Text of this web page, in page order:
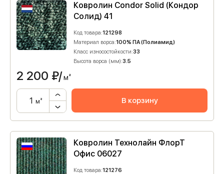
Ковролин Condor Solid (Кондор
Солид) 41
Код товара:121298
Материал ворса:100% ПА (Полиамид)
Класс износостойкости:33
Высота ворса (мм):3.5
2 200 ₽/м²
м² В корзину
Ковролин Технолайн ФлорТ
Офис 06027
Код товара:121276